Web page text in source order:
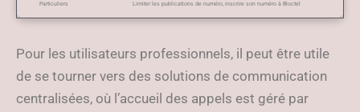
Particuliers Limiter les publications de numéro, inscrire son numéro à Bloctel
Pour les utilisateurs professionnels, il peut être utile
de se tourner vers des solutions de communication
centralisées, où l’accueil des appels est géré par